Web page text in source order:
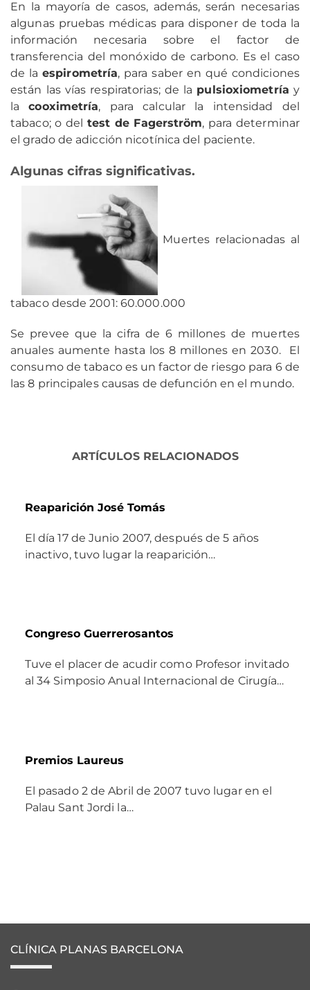
En la mayoría de casos, además, serán necesarias
algunas pruebas médicas para disponer de toda la
información necesaria sobre el factor de
transferencia del monóxido de carbono. Es el caso
de laespirometría, para saber en qué condiciones
están las vías respiratorias; de la pulsioxiometría y
lacooximetría, para calcular la intensidad del
tabaco; o del test de Fagerström, para determinar
el grado de adicción nicotínica del paciente.
Algunas cifras significativas.
Muertes relacionadas al
tabaco desde 2001: 60.000.000
Se prevee que la cifra de 6 millones de muertes
anuales aumente hasta los 8 millones en 2030. El
consumo de tabaco es un factor de riesgo para 6 de
las 8 principales causas de defunción en el mundo.
ARTÍCULOS RELACIONADOS
Reaparición José Tomás
El día 17 de Junio 2007, después de 5 años
inactivo, tuvo lugar la reaparición…
Congreso Guerrerosantos
Tuve el placer de acudir como Profesor invitado
al 34 Simposio Anual Internacional de Cirugía…
Premios Laureus
El pasado 2 de Abril de 2007 tuvo lugar en el
Palau Sant Jordi la…
CLÍNICA PLANAS BARCELONA